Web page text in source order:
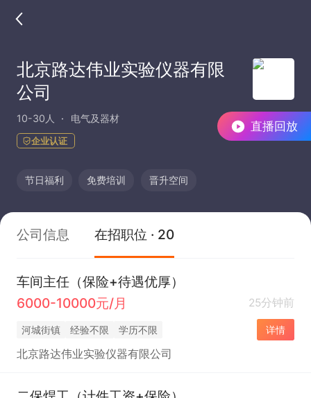
直播回放
北京路达伟业实验仪器有限
公司
10-30人 电气及器材
企业认证
节日福利 免费培训 晋升空间
公司信息 在招职位 · 20
车间主任（保险+待遇优厚）
6000-10000元/月
25分钟前
河城街镇 经验不限 学历不限 详情
北京路达伟业实验仪器有限公司